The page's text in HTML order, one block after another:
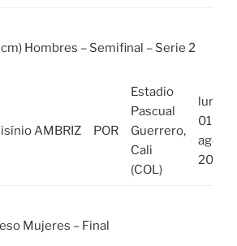
Hombres – Semifinal – Serie 2
AMBRIZ POR
Estadio
Pascual
Guerrero,
Cali
(COL)
lun,
01
ago
2022
Mujeres – Final